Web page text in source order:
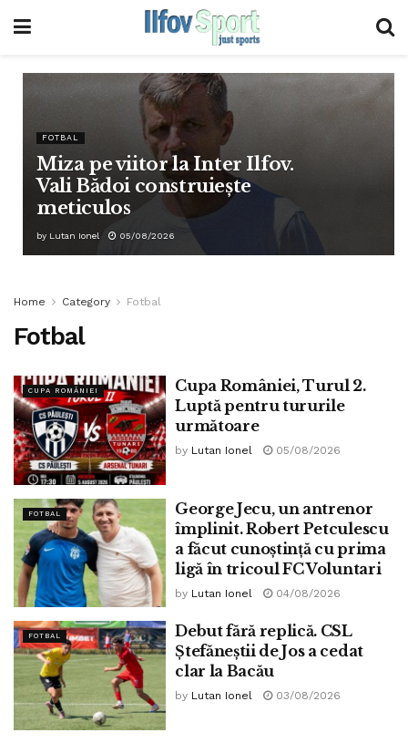
FOTBAL
Miza pe viitor la Inter Ilfov.
Vali Bădoi construiește
meticulos
by Lutan Ionel 05/08/2026
Home Category Fotbal
Fotbal
CUPA ROMÂNIEI
Cupa României, Turul 2.
Luptă pentru tururile
următoare
by Lutan Ionel 05/08/2026
FOTBAL
George Jecu, un antrenor
împlinit. Robert Petculescu
a făcut cunoștință cu prima
ligă în tricoul FC Voluntari
by Lutan Ionel 04/08/2026
FOTBAL
Debut fără replică. CSL
Ștefăneștii de Jos a cedat
clar la Bacău
by Lutan Ionel 03/08/2026